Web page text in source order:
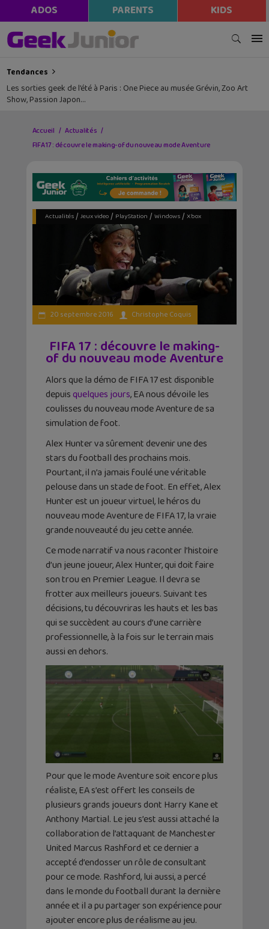
ADOS PARENTS KIDS
Tendances
Les sorties geek de l’été à Paris : One Piece au musée Grévin, Zoo Art
Show, Passion Japon…
Accueil
Actualités
FIFA 17 : découvre le making-of du nouveau mode Aventure
Actualités/ Jeux video/ PlayStation / Windows/ Xbox
20 septembre 2016 Christophe Coquis
FIFA 17 : découvre le making-
of du nouveau mode Aventure
Alors que la démo de FIFA 17 est disponible
depuisquelques jours, EA nous dévoile les
coulisses du nouveau mode Aventure de sa
simulation de foot.
Alex Hunter va sûrement devenir une des
stars du football des prochains mois.
Pourtant, il n’a jamais foulé une véritable
pelouse dans un stade de foot. En effet, Alex
Hunter est un joueur virtuel, le héros du
nouveau mode Aventure de FIFA 17, la vraie
grande nouveauté du jeu cette année.
Ce mode narratif va nous raconter l’histoire
d’un jeune joueur, Alex Hunter, qui doit faire
son trou en Premier League. Il devra se
frotter aux meilleurs joueurs. Suivant tes
décisions, tu découvriras les hauts et les bas
qui se succèdent au cours d’une carrière
professionnelle, à la fois sur le terrain mais
aussi en dehors.
Pour que le mode Aventure soit encore plus
réaliste, EA s’est offert les conseils de
plusieurs grands joueurs dont Harry Kane et
Anthony Martial. Le jeu s’est aussi attaché la
collaboration de l’attaquant de Manchester
United Marcus Rashford et ce dernier a
accepté d’endosser un rôle de consultant
pour ce mode. Rashford, lui aussi, a percé
dans le monde du football durant la dernière
année et il a pu partager son expérience pour
ajouter encore plus de réalisme au jeu.